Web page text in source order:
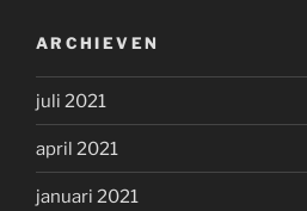
ARCHIEVEN
juli 2021
april 2021
januari 2021